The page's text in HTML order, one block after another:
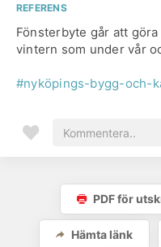
REFERENS
Fönsterbyte går att
vintern som under vår
#nyköpings-bygg-och-
PDF för
Hämta länk